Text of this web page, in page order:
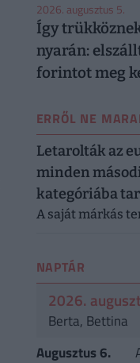
2026. augusztus 5.
Így
nyarán:
forintot meg
ERRŐL NE
Letarolták az
minden
kategóriába
A saját márkás
NAPTÁR
2026.
Berta, Bettina
Augusztus 6.